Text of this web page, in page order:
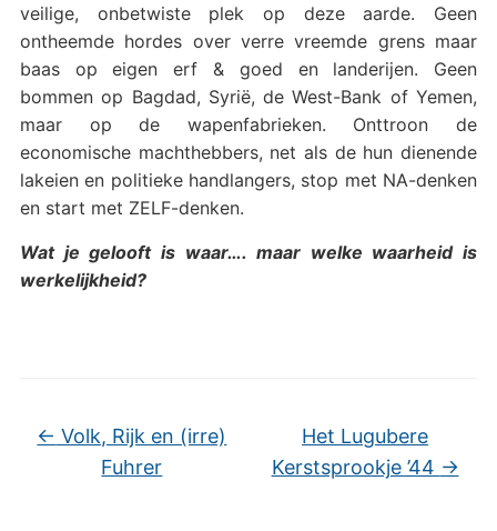
veilige, onbetwiste plek op deze aarde. Geen
ontheemde hordes over verre vreemde grens maar
baas op eigen erf & goed en landerijen. Geen
bommen op Bagdad, Syrië, de West-Bank of Yemen,
maar op de wapenfabrieken. Onttroon de
economische machthebbers, net als de hun dienende
lakeien en politieke handlangers, stop met NA-denken
en start met ZELF-denken.
Wat je gelooft is waar…. maar welke waarheid is
werkelijkheid?
← Volk, Rijk en (irre)
Fuhrer
Het Lugubere
Kerstsprookje ’44 →